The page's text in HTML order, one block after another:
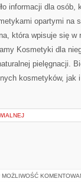
informacji dla osób,
opartymi na
która wpisuje się w
Kosmetyki dla
pielęgnacji.
kosmetyków, jak
MOŻLIWOŚĆ